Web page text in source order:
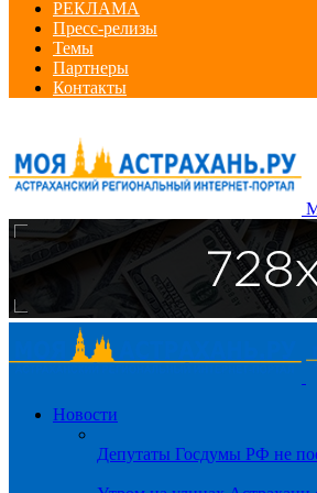
РЕКЛАМА
Пресс-релизы
Темы
Партнеры
Контакты
Новости
Депутаты Госдумы РФ не